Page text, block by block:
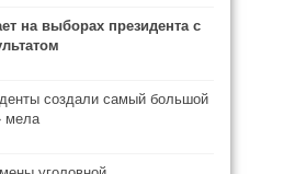
на выборах президента с
создали самый большой
мела